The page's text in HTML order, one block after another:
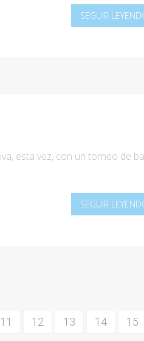
SEGUIR
esta vez, con un torneo de
SEGUIR
11 12 13 14 15